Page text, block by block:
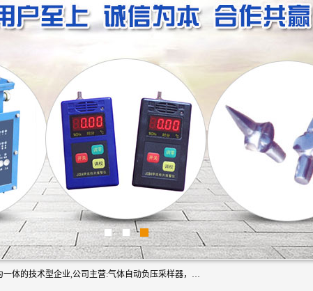
山东振达工矿设备有限公司是集科研开发、生产加工、电子商务为一体的技术型企业,公司主营:气体自动负压采样器，矿灯,光干涉甲烷测定器及其校验仪,甲烷报警仪及其校验装置,甲烷传感器校验装置,粉尘校验装置,煤尘爆炸校验装置,高压水表,三点测径规,圆型规,钢规磨耗仪,第四种检查器,内距尺,轮径尺,样板等铁路配件仪表,矿用设备等产品.